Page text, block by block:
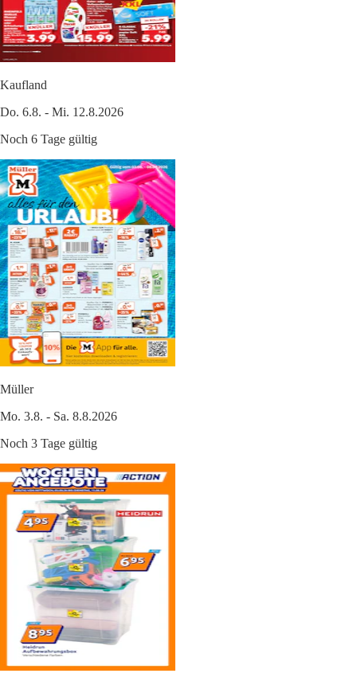
Kaufland
Do. 6.8. - Mi. 12.8.2026
Noch 6 Tage gültig
Müller
Mo. 3.8. - Sa. 8.8.2026
Noch 3 Tage gültig